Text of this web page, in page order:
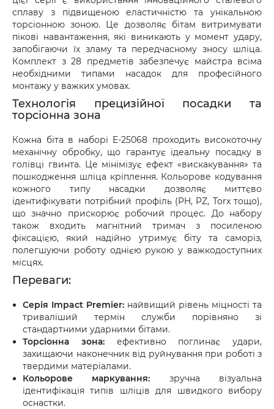
оформіть акт разом із працівником служби
доставки.
сплаву з підвищеною еластичністю та унікальною
торсіонною зоною. Це дозволяє бітам витримувати
пікові навантаження, які виникають у момент удару,
запобігаючи їх зламу та передчасному зносу шліца.
Комплект з 28 предметів забезпечує майстра всіма
необхідними типами насадок для професійного
монтажу у важких умовах.
Технологія прецизійної посадки та
торсіонна зона
Кожна біта в наборі E-25068 проходить високоточну
механічну обробку, що гарантує ідеальну посадку в
голівці гвинта. Це мінімізує ефект «вискакування» та
пошкодження шліца кріплення. Кольорове кодування
кожного типу насадки дозволяє миттєво
ідентифікувати потрібний профіль (PH, PZ, Torx тощо),
що значно прискорює робочий процес. До набору
також входить магнітний тримач з посиленою
фіксацією, який надійно утримує біту та саморіз,
полегшуючи роботу однією рукою у важкодоступних
місцях.
Переваги:
Серія Impact Premier: найвищий рівень міцності та
триваліший термін служби порівняно зі
стандартними ударними бітами.
Торсіонна зона:ефективно поглинає удари,
захищаючи наконечник від руйнування при роботі з
твердими матеріалами.
Кольорове маркування: зручна візуальна
ідентифікація типів шліців для швидкого вибору
оснастки.